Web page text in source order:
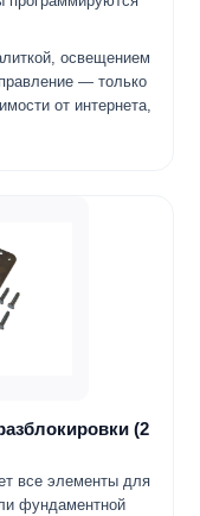
освещением
— только
от интернета,
(2
все элементы для
фундаментной